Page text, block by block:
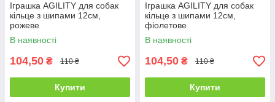
Іграшка AGILITY для собак
кільце з шипами 12см,
рожеве
В наявності
104,50 ₴ 110 ₴
Купити
Іграшка AGILITY для собак
кільце з шипами 12см,
фіолетове
В наявності
104,50 ₴ 110 ₴
Купити